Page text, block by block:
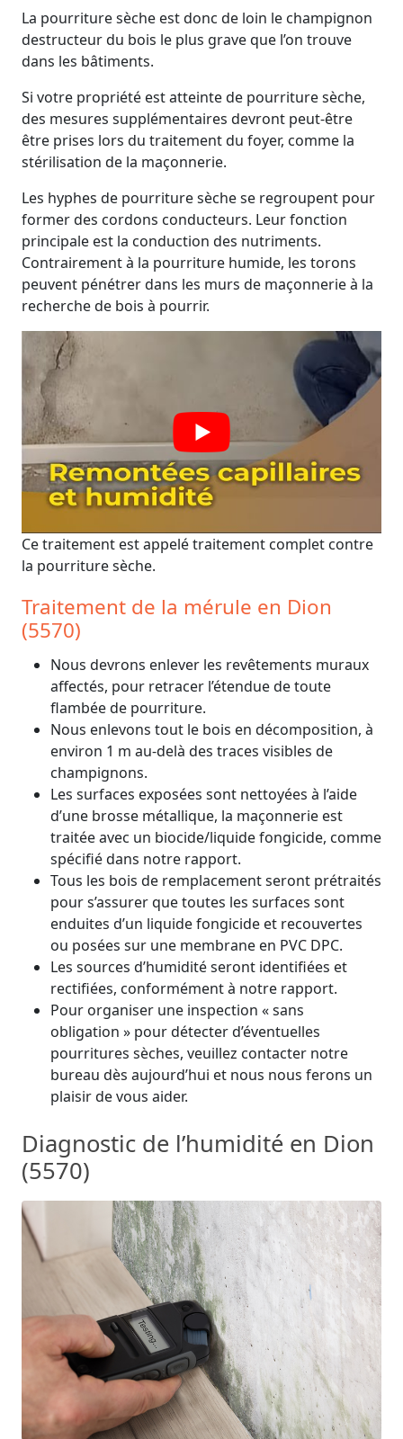
La pourriture sèche est donc de loin le champignon
destructeur du bois le plus grave que l’on trouve
dans les bâtiments.
Si votre propriété est atteinte de pourriture sèche,
des mesures supplémentaires devront peut-être
être prises lors du traitement du foyer, comme la
stérilisation de la maçonnerie.
Les hyphes de pourriture sèche se regroupent pour
former des cordons conducteurs. Leur fonction
principale est la conduction des nutriments.
Contrairement à la pourriture humide, les torons
peuvent pénétrer dans les murs de maçonnerie à la
recherche de bois à pourrir.
Ce traitement est appelé traitement complet contre
la pourriture sèche.
Traitement de la mérule en Dion
(5570)
Nous devrons enlever les revêtements muraux
affectés, pour retracer l’étendue de toute
flambée de pourriture.
Nous enlevons tout le bois en décomposition, à
environ 1 m au-delà des traces visibles de
champignons.
Les surfaces exposées sont nettoyées à l’aide
d’une brosse métallique, la maçonnerie est
traitée avec un biocide/liquide fongicide, comme
spécifié dans notre rapport.
Tous les bois de remplacement seront prétraités
pour s’assurer que toutes les surfaces sont
enduites d’un liquide fongicide et recouvertes
ou posées sur une membrane en PVC DPC.
Les sources d’humidité seront identifiées et
rectifiées, conformément à notre rapport.
Pour organiser une inspection « sans
obligation » pour détecter d’éventuelles
pourritures sèches, veuillez contacter notre
bureau dès aujourd’hui et nous nous ferons un
plaisir de vous aider.
Diagnostic de l’humidité en Dion
(5570)